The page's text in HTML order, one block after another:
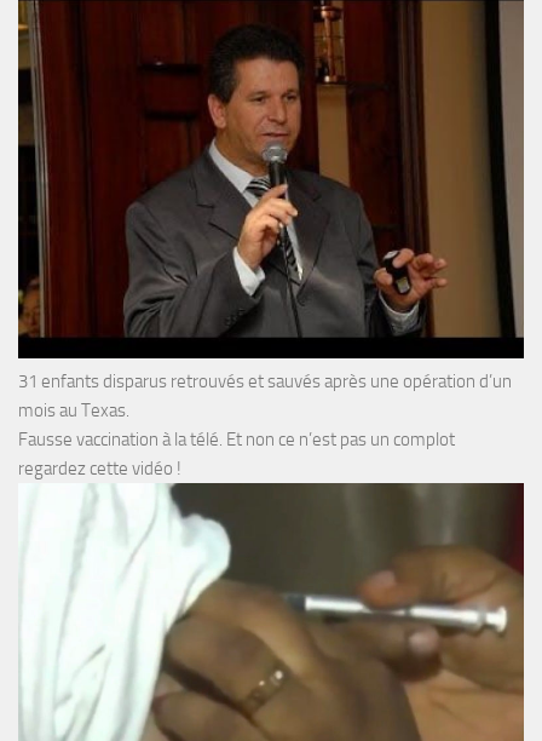
31 enfants disparus retrouvés et sauvés après une opération d’un
mois au Texas.
Fausse vaccination à la télé. Et non ce n’est pas un complot
regardez cette vidéo !